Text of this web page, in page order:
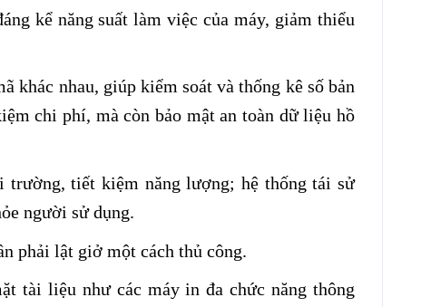
kể năng suất làm việc của máy, giảm thiểu
khác nhau, giúp kiểm soát và thống kê số bản
chi phí, mà còn bảo mật an toàn dữ liệu hồ
tiết kiệm năng lượng; hệ thống tái sử
người sử dụng.
phải lật giở một cách thủ công.
tài liệu như các máy in đa chức năng thông